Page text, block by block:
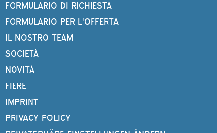
FORMULARIO DI RICHIESTA
FORMULARIO PER L'OFFERTA
IL NOSTRO TEAM
SOCIETÀ
NOVITÀ
FIERE
IMPRINT
PRIVACY POLICY